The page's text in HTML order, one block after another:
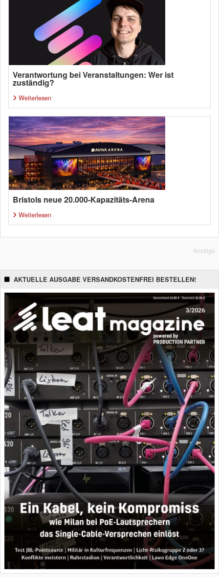
Verantwortung bei Veranstaltungen: Wer ist
zuständig?
Weiterlesen
Bristols neue 20.000-Kapazitäts-Arena
Weiterlesen
Anzeige
AKTUELLE AUSGABE VERSANDKOSTENFREI BESTELLEN!